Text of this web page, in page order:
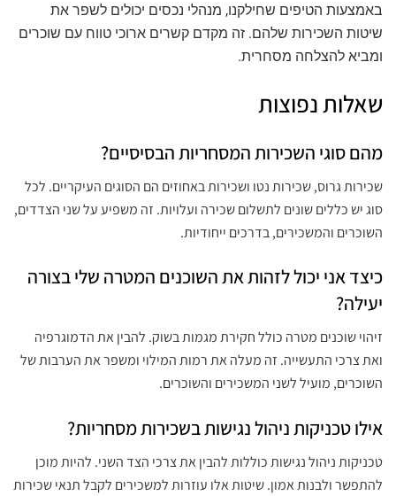
באמצעות הטיפים שחילקנו, מנהלי נכסים יכולים לשפר את
שיטות השכירות שלהם. זה מקדם קשרים ארוכי טווח עם שוכרים
ומביא להצלחה מסחרית.
שאלות נפוצות
מהם סוגי השכירות המסחריות הבסיסיים?
שכירות גרוס, שכירות נטו ושכירות באחוזים הם הסוגים העיקריים. לכל
סוג יש כללים שונים לתשלום שכירה ועלויות. זה משפיע על שני הצדדים,
השוכרים והמשכירים, בדרכים ייחודיות.
כיצד אני יכול לזהות את השוכנים המטרה שלי בצורה
יעילה?
זיהוי שוכנים מטרה כולל חקירת מגמות בשוק. להבין את הדמוגרפיה
ואת צרכי התעשייה. זה מעלה את רמות המילוי ומשפר את הערבות של
השוכרים, מועיל לשני המשכירים והשוכרים.
אילו טכניקות ניהול נגישות בשכירות מסחריות?
טכניקות ניהול נגישות כוללות להבין את צרכי הצד השני. להיות מוכן
להתפשר ולבנות אמון. שיטות אלו עוזרות למשכירים לקבל תנאי שכירות